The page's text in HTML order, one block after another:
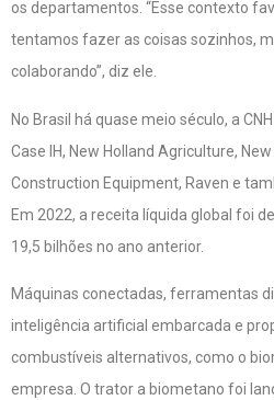
os departamentos. “Esse contexto
tentamos fazer as coisas sozinhos,
colaborando”, diz ele.
No Brasil há quase meio século, a
Case IH, New Holland Agriculture,
Construction Equipment, Raven e
Em 2022, a receita líquida global foi
19,5 bilhões no ano anterior.
Máquinas conectadas, ferramentas
inteligência artificial embarcada e
combustíveis alternativos, como o
empresa. O trator a biometano foi